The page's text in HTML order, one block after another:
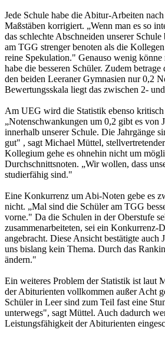
Jede Schule habe die Abitur-Arbeiten
Maßstäben korrigiert. „Wenn man es so
das schlechte Abschneiden unserer
am TGG strenger benoten als die
reine Spekulation." Genauso wenig könne
habe die besseren Schüler. Zudem
den beiden Leeraner Gymnasien nur 0,2
Bewertungsskala liegt das zwischen 2-
Am UEG wird die Statistik ebenso kritisch
„Notenschwankungen um 0,2 gibt es von
innerhalb unserer Schule. Die Jahrgänge
gut" , sagt Michael Müttel,
Kollegium gehe es ohnehin nicht um
Durchschnittsnoten. „Wir wollen, dass
studierfähig sind."
Eine Konkurrenz um Abi-Noten gebe es
nicht. „Mal sind die Schüler am TGG
vorne." Da die Schulen in der Oberstufe
zusammenarbeiteten, sei ein Konkurrenz-
angebracht. Diese Ansicht bestätigte auch
uns bislang kein Thema. Durch das
ändern."
Ein weiteres Problem der Statistik ist laut
der Abiturienten vollkommen außer Acht
Schüler in Leer sind zum Teil fast eine
unterwegs", sagt Müttel. Auch dadurch
Leistungsfähigkeit der Abiturienten